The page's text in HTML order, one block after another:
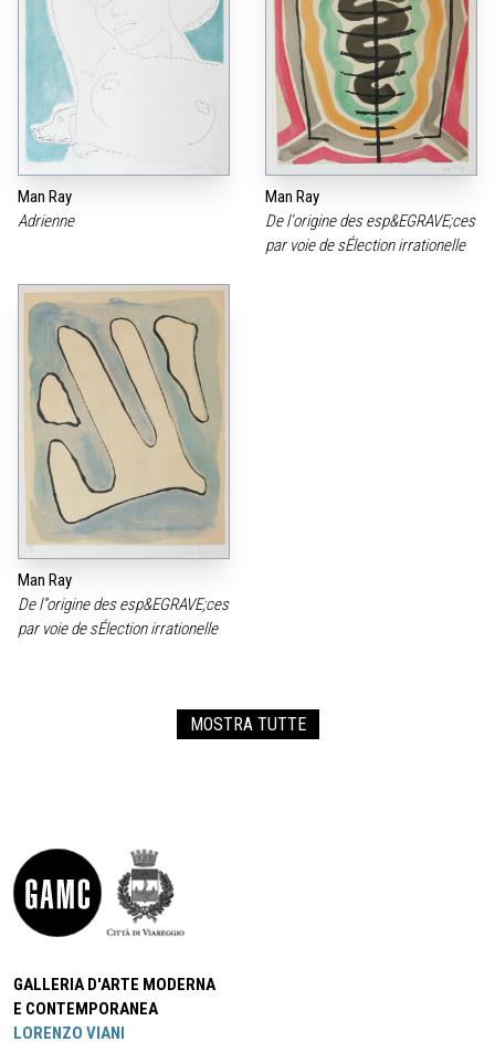
Man Ray
Adrienne
Man Ray
De l‘origine des esp&EGRAVE;ces
par voie de sÉlection irrationelle
Man Ray
De l”origine des esp&EGRAVE;ces
par voie de sÉlection irrationelle
MOSTRA TUTTE
GALLERIA D'ARTE MODERNA
E CONTEMPORANEA
LORENZO VIANI